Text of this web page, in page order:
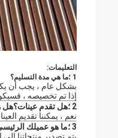
التعليمات:
1 ؛ما هي مدة التسليم؟
بشكل عام ، يجب أن يكون وقت التسليم 2-3
إذا تم تخصيصه ، فسيكون وقت التسليم
2 ؛هل تقدم عينات؟هل هو مجاني أم إضافي؟
نعم ، يمكننا تقديم
3 ؛ما هو عميلك الرئيسي وكيف عن جودة منتجك؟